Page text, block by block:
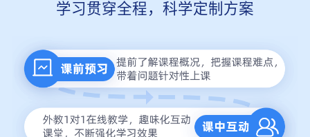
学习贯穿全程，科学定制方案